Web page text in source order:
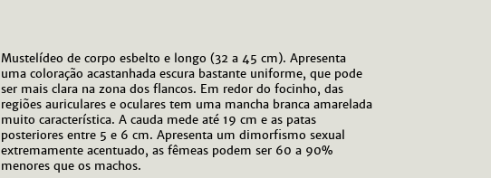
Mustelídeo de corpo esbelto e longo (32 a 45 cm). Apresenta
uma coloração acastanhada escura bastante uniforme, que pode
ser mais clara na zona dos flancos. Em redor do focinho, das
regiões auriculares e oculares tem uma mancha branca amarelada
muito característica. A cauda mede até 19 cm e as patas
posteriores entre 5 e 6 cm. Apresenta um dimorfismo sexual
extremamente acentuado, as fêmeas podem ser 60 a 90%
menores que os machos.